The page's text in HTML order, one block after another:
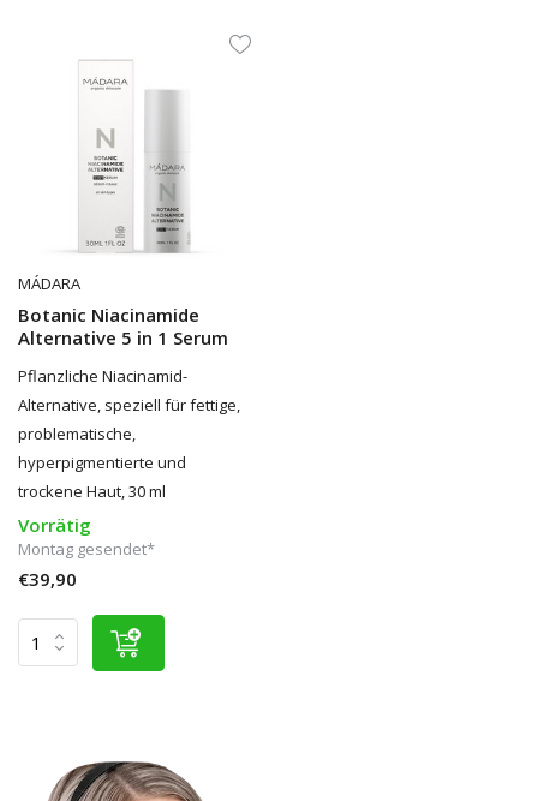
MÁDARA
Botanic Niacinamide
Alternative 5 in 1 Serum
Pflanzliche Niacinamid-
Alternative, speziell für fettige,
problematische,
hyperpigmentierte und
trockene Haut, 30 ml
Vorrätig
Montag gesendet*
€39,90